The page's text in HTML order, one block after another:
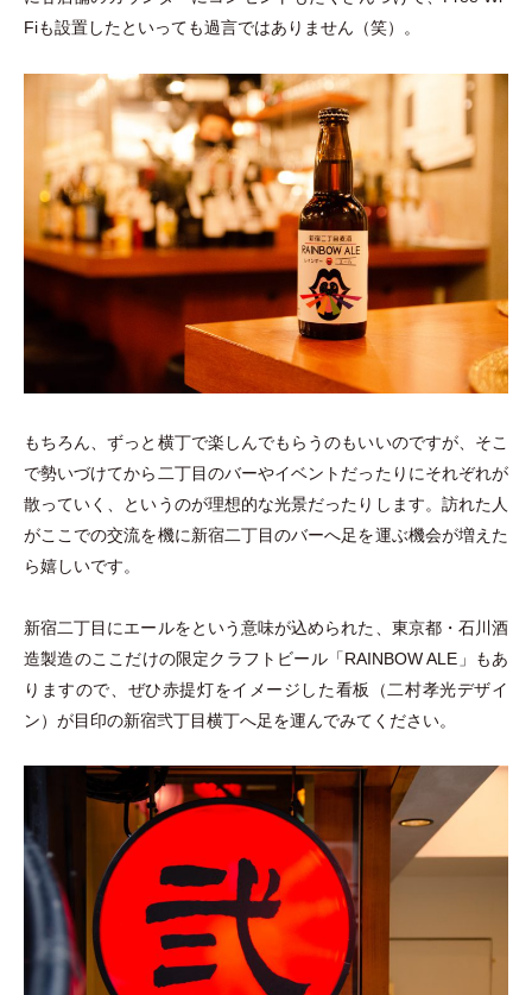
Fiも設置したといっても過言ではありません （笑） 。
もちろん、ずっと横丁で楽しんでもらうのもいいのですが、そこ
で勢いづけてから二丁目のバーやイベントだったりにそれぞれが
散っていく、というのが理想的な光景だったりします。訪れた人
がここでの交流を機に新宿二丁目のバーへ足を運ぶ機会が増えた
ら嬉しいです。
新宿二丁目にエールをという意味が込められた、東京都・ 石川酒
造製造のここだけの限定クラフトビール「RAINBOW ALE 」
もあ
りますので、ぜひ赤提灯をイメージした看板
（ 二村孝光デザイ
ン） が目印の新宿弐丁目横丁へ足を運んでみてください。